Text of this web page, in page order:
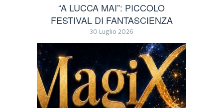
“A LUCCA MAI”: PICCOLO
FESTIVAL DI FANTASCIENZA
30 Luglio 2026